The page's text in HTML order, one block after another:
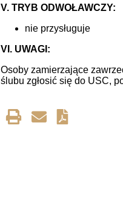
V. TRYB ODWOŁAWCZY:
nie przysługuje
VI. UWAGI:
Osoby zamierzające
ślubu zgłosić się do USC,